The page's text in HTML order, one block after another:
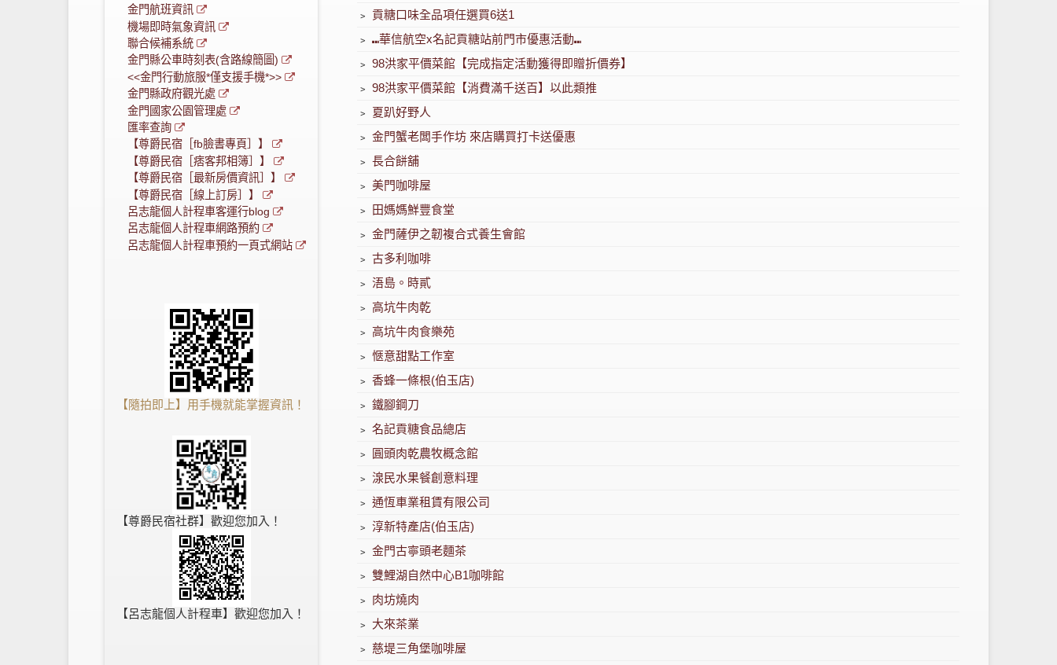
金門航班資訊
機場即時氣象資訊
聯合候補系統
金門縣公車時刻表(含路線簡圖)
<<金門行動旅服*僅支援手機*>>
金門縣政府觀光處
金門國家公園管理處
匯率查詢
【尊爵民宿［fb臉書專頁］】
【尊爵民宿［痞客邦相簿］】
【尊爵民宿［最新房價資訊］】
【尊爵民宿［線上訂房］】
呂志龍個人計程車客運行blog
呂志龍個人計程車網路預約
呂志龍個人計程車預約一頁式網站
【隨拍即上】用手機就能掌握資訊！
【尊爵民宿社群】歡迎您加入！
【呂志龍個人計程車】歡迎您加入！
﹥ 貢糖口味全品項任選買6送1
﹥ ⑉華信航空x名記貢糖站前門市優惠活動⑉
﹥ 98洪家平價菜館【完成指定活動獲得即贈折價券】
﹥ 98洪家平價菜館【消費滿千送百】以此類推
﹥ 夏趴好野人
﹥ 金門蟹老闆手作坊 來店購買打卡送優惠
﹥ 長合餅舖
﹥ 美門咖啡屋
﹥
田媽媽鮮豐食堂
﹥ 金門薩伊之韌複合式養生會館
﹥ 古多利咖啡
﹥ 浯島。時貳
﹥ 高坑牛肉乾
﹥ 高坑牛肉食樂苑
﹥ 愜意甜點工作室
﹥ 香蜂一條根(伯玉店)
﹥ 鐵腳鋼刀
﹥ 名記貢糖食品總店
﹥
圓頭肉乾農牧概念館
﹥ 湶民水果餐創意料理
﹥ 通恆車業租賃有限公司
﹥ 淳新特產店(伯玉店)
﹥ 金門古寧頭老麵茶
﹥ 雙鯉湖自然中心B1咖啡館
﹥ 肉坊燒肉
﹥ 大來茶業
﹥ 慈堤三角堡咖啡屋